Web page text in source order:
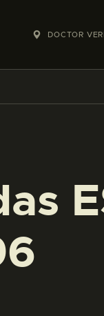
DOCTOR